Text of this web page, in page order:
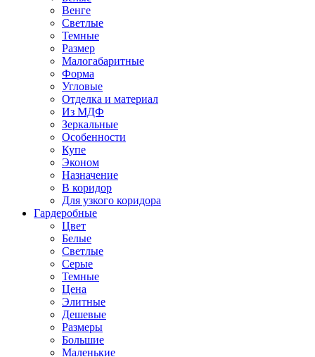
Венге
Светлые
Темные
Размер
Малогабаритные
Форма
Угловые
Отделка и материал
Из МДФ
Зеркальные
Особенности
Купе
Эконом
Назначение
В коридор
Для узкого коридора
Гардеробные
Цвет
Белые
Светлые
Серые
Темные
Цена
Элитные
Дешевые
Размеры
Большие
Маленькие